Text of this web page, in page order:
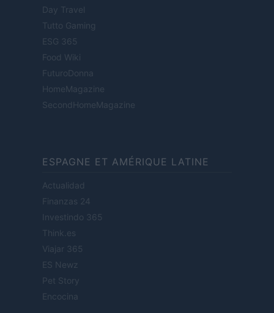
Day Travel
Tutto Gaming
ESG 365
Food Wiki
FuturoDonna
HomeMagazine
SecondHomeMagazine
ESPAGNE ET AMÉRIQUE LATINE
Actualidad
Finanzas 24
Investindo 365
Think.es
Viajar 365
ES Newz
Pet Story
Encocina